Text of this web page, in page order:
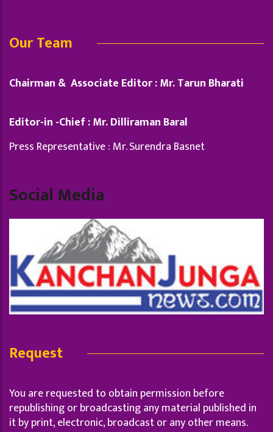
Our Team
Chairman & Associate Editor : Mr. Tarun Bharati
Editor-in -Chief : Mr. Dilliraman Baral
Press Representative : Mr. Surendra Basnet
Social Media
Request
You are requested to obtain permission before
republishing or broadcasting any material published in
it by print, electronic, broadcast or any other means.